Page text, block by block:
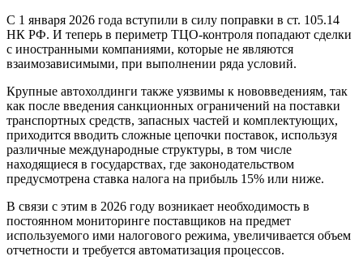
С 1 января 2026 года вступили в силу поправки в ст. 105.14
НК РФ. И теперь в периметр ТЦО-контроля попадают сделки
с иностранными компаниями, которые не являются
взаимозависимыми, при выполнении ряда условий.
Крупные автохолдинги также уязвимы к нововведениям, так
как после введения санкционных ограничений на поставки
транспортных средств, запасных частей и комплектующих,
приходится вводить сложные цепочки поставок, используя
различные международные структуры, в том числе
находящиеся в государствах, где законодательством
предусмотрена ставка налога на прибыль 15% или ниже.
В связи с этим в 2026 году возникает необходимость в
постоянном мониторинге поставщиков на предмет
используемого ими налогового режима, увеличивается объем
отчетности и требуется автоматизация процессов.